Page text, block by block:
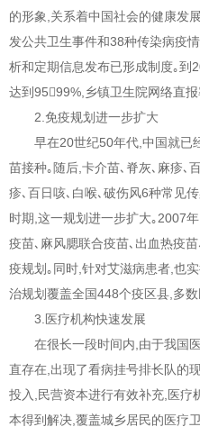
的形象,关系着中国社会的健康发
发公共卫生事件和38种传染病疫
析和定期信息发布已形成制度｡到
达到9599%,乡镇卫生院网络直
2.免疫规划进一步扩大
早在20世纪50年代,中国就已
苗接种｡随后,卡介苗､脊灰､麻疹､
疹､百日咳､白喉､破伤风6种常见
时期,这一规划进一步扩大｡2007
疫苗､麻风腮联合疫苗､出血热疫
疫规划｡同时,针对艾滋病患者,也
治规划覆盖全国448个疫区县,多
3.医疗机构快速发展
在很长一段时间内,由于我国医
直存在,出现了看病挂号排长队的
投入,民营资本进行有效补充,医疗
本得到解决,覆盖城乡居民的医疗